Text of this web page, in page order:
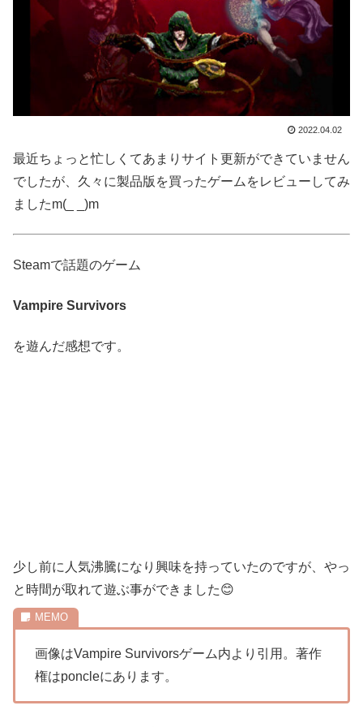
2022.04.02
最近ちょっと忙しくてあまりサイト更新ができていません
でしたが、久々に製品版を買ったゲームをレビューしてみ
ましたm(_ _)m
Steamで話題のゲーム
Vampire Survivors
を遊んだ感想です。
少し前に人気沸騰になり興味を持っていたのですが、やっ
と時間が取れて遊ぶ事ができました😊
画像はVampire Survivorsゲーム内より引用。著作
権はponcleにあります。